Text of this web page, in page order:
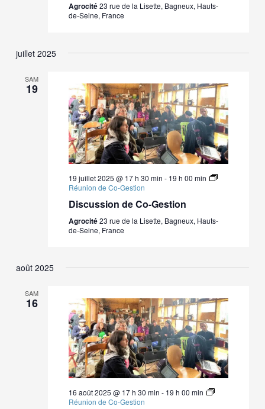
Agrocité23 rue de la Lisette, Bagneux, Hauts-
de-Seine, France
juillet 2025
SAM
19
19 juillet 2025 @ 17 h 30 min - 19 h 00 min
Réunion de Co-Gestion
Discussion de Co-Gestion
Agrocité23 rue de la Lisette, Bagneux, Hauts-
de-Seine, France
août 2025
SAM
16
16 août 2025 @ 17 h 30 min - 19 h 00 min
Réunion de Co-Gestion